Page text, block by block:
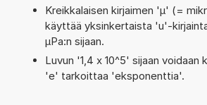
Kreikkalaisen kirjaimen 'µ' (=
käyttää yksinkertaista 'u'-
µPa:n sijaan.
Luvun '1,4 x 10^5' sijaan voidaan
'e' tarkoittaa 'eksponenttia'.